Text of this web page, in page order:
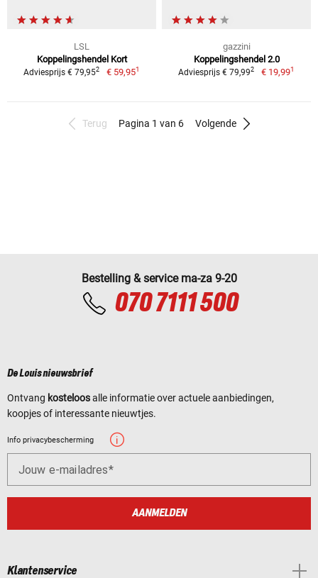
LSL
Koppelingshendel Kort
Adviesprijs € 79,952 € 59,951
gazzini
Koppelingshendel 2.0
Adviesprijs € 79,992 € 19,991
Terug Pagina 1 van 6 Volgende
Bestelling & service ma-za 9-20
070 7111 500
De Louis nieuwsbrief
Ontvang kosteloosalle informatie over actuele aanbiedingen,
koopjes of interessante nieuwtjes.
Info privacybescherming
Jouw e-mailadres
AANMELDEN
Klantenservice